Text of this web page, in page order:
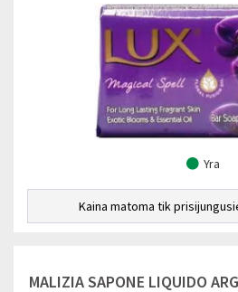
Yra
Kaina matoma tik
MALIZIA SAPONE LIQUIDO